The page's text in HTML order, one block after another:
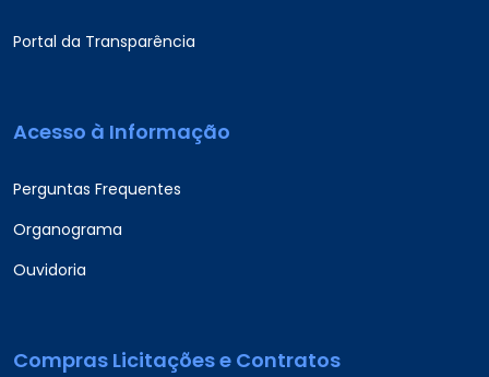
Portal da Transparência
Acesso à Informação
Perguntas Frequentes
Organograma
Ouvidoria
Compras Licitações e Contratos